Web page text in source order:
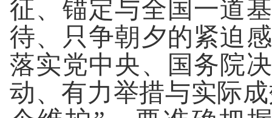
征、锚定与全国一道
待、只争朝夕的紧迫
落实党中央、国务院
动、有力举措与实际